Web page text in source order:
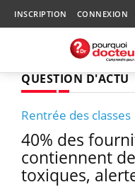
INSCRIPTION CONNEXION
QUESTION D'ACTU
Rentrée des classes
40% des
contiennent
toxiques,